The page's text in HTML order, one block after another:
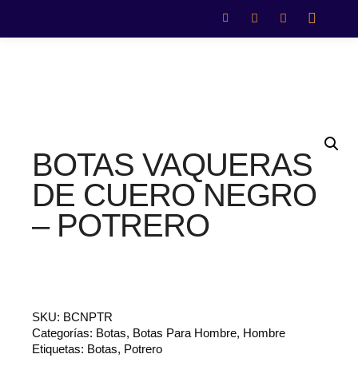
BOTAS VAQUERAS
DE CUERO NEGRO
– POTRERO
SKU: BCNPTR
Categorías: Botas, Botas Para Hombre, Hombre
Etiquetas: Botas, Potrero